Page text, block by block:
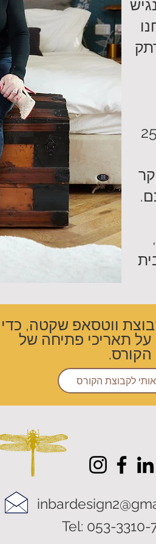
המוכשרת ענבר קרפר-סרנוביץ. עם ותק של 25
ווטסאפ שקטה, כדי
על תאריכי פתיחה של
הקורס.
לקבוצת הקורס
Tel: 053-3310-